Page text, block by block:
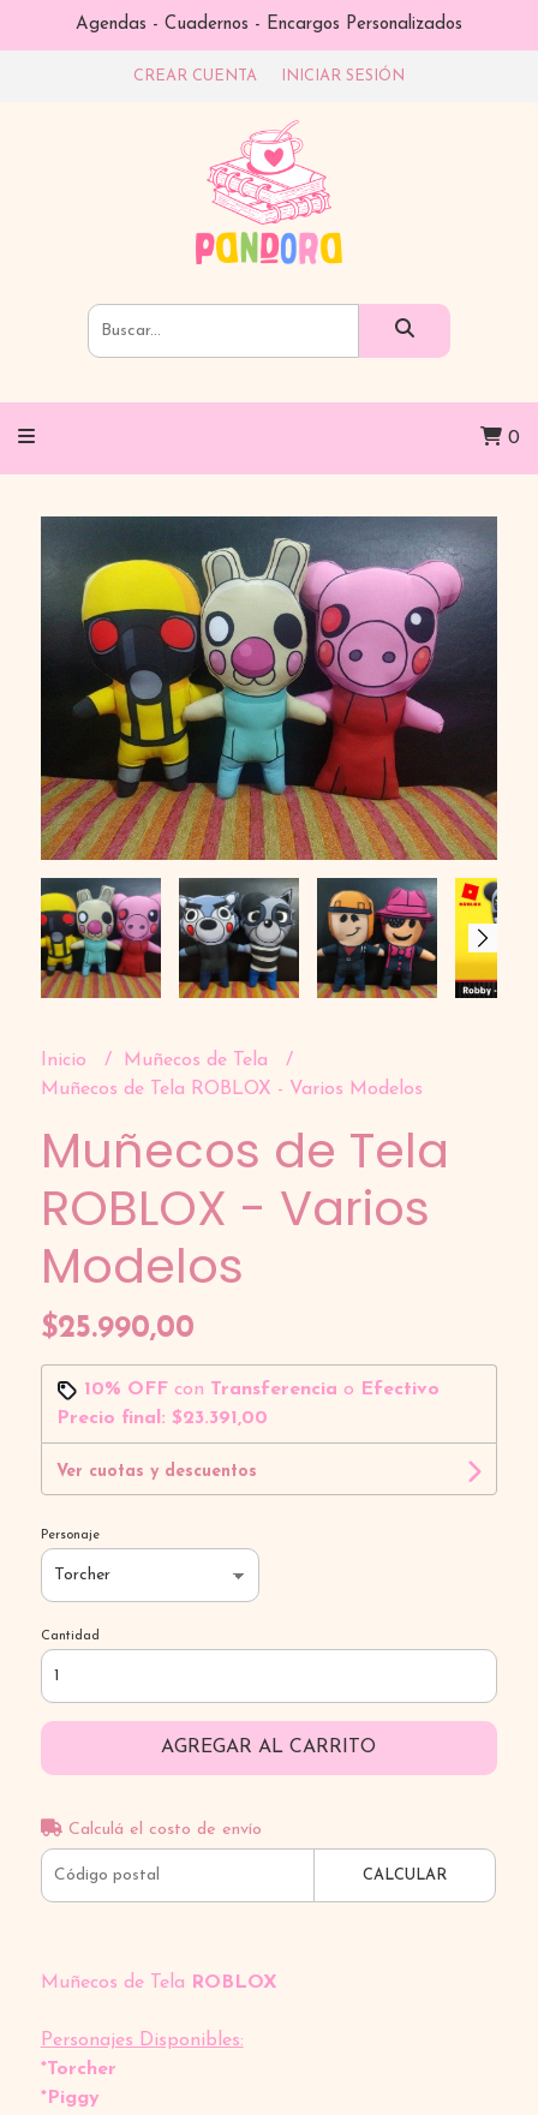
Agendas - Cuadernos - Encargos Personalizados
CREAR CUENTA INICIAR SESIÓN
0
Inicio
Muñecos de Tela
Muñecos de Tela ROBLOX - Varios Modelos
Muñecos de Tela
ROBLOX - Varios
Modelos
$25.990,00
10% OFFcon Transferencia o
Efectivo
Precio final: $23.391,00
Ver cuotas y descuentos
Personaje
Cantidad
AGREGAR AL CARRITO
Calculá el costo de envío
CALCULAR
Muñecos de Tela ROBLOX
Personajes Disponibles:
*Torcher
*Piggy